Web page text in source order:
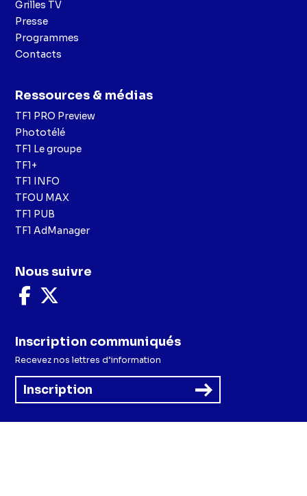
Grilles TV
Presse
Programmes
Contacts
Ressources & médias
TF1 PRO Preview
Phototélé
TF1 Le groupe
TF1+
TF1 INFO
TFOU MAX
TF1 PUB
TF1 AdManager
Nous suivre
Nous
suivre
Facebook
X
Inscription communiqués
Recevez nos lettres d’information
Inscription